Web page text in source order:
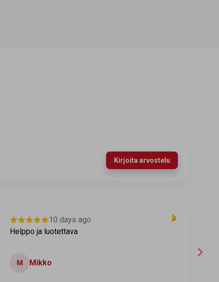
Kirjoita arvostelu
10 days ago
Helppo ja luotettava
M Mikko